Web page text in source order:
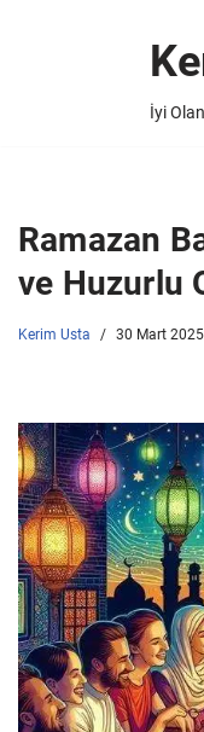
İyi
Ramazan
ve Huzurlu
Kerim Usta 30 Mart 2025